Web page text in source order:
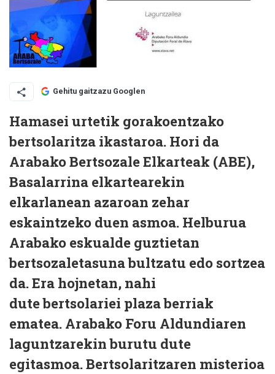
Gehitu gaitzazu Googlen
Hamasei urtetik gorakoentzako
bertsolaritza ikastaroa. Hori da
Arabako Bertsozale Elkarteak (ABE),
Basalarrina elkartearekin
elkarlanean azaroan zehar
eskaintzeko duen asmoa. Helburua
Arabako eskualde guztietan
bertsozaletasuna bultzatu edo sortzea
da. Era hojnetan, nahi
dute bertsolariei plaza berriak
ematea. Arabako Foru Aldundiaren
laguntzarekin burutu dute
egitasmoa. Bertsolaritzaren misterioa